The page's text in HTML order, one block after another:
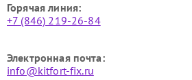
Горячая линия:
+7 (846) 219-26-84
Электронная почта:
info@kitfort-fix.ru